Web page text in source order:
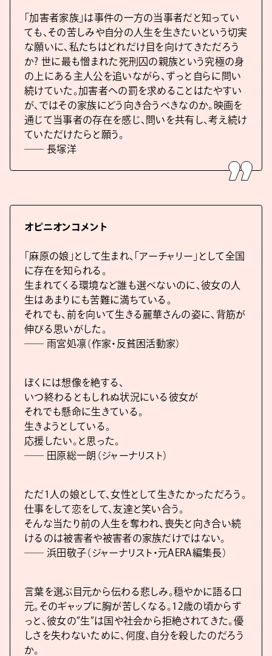
「加害者家族」は事件の一方の当事者だと知ってい
ても、その苦しみや自分の人生を生きたいという切実
な願いに、私たちはどれだけ目を向けてきただろう
か? 世に最も憎まれた死刑囚の親族という究極の身
の上にある主人公を追いながら、ずっと自らに問い
続けていた。加害者への罰を求めることはたやすい
が、ではその家族にどう向き合うべきなのか。映画を
通じて当事者の存在を感じ、問いを共有し、考え続け
ていただけたらと願う。
―― 長塚洋
オピニオンコメント
「麻原の娘」として生まれ、「アーチャリー」として全国
に存在を知られる。
生まれてくる環境など誰も選べないのに、彼女の人
生はあまりにも苦難に満ちている。
それでも、前を向いて生きる麗華さんの姿に、背筋が
伸びる思いがした。
―― 雨宮処凛（作家・反貧困活動家）
ぼくには想像を絶する、
いつ終わるともしれぬ状況にいる彼女が
それでも懸命に生きている。
生きようとしている。
応援したい。と思った。
―― 田原総一朗（ジャーナリスト）
ただ1人の娘として、女性として生きたかっただろう。
仕事をして恋をして、友達と笑い合う。
そんな当たり前の人生を奪われ、喪失と向き合い続
けるのは被害者や被害者の家族だけではない。
―― 浜田敬子（ジャーナリスト・元AERA編集長）
言葉を選ぶ目元から伝わる悲しみ。穏やかに語る口
元。そのギャップに胸が苦しくなる。12歳の頃からず
っと、彼女の”生”は国や社会から拒絶されてきた。優
しさを失わないために、何度、自分を殺したのだろう
か。